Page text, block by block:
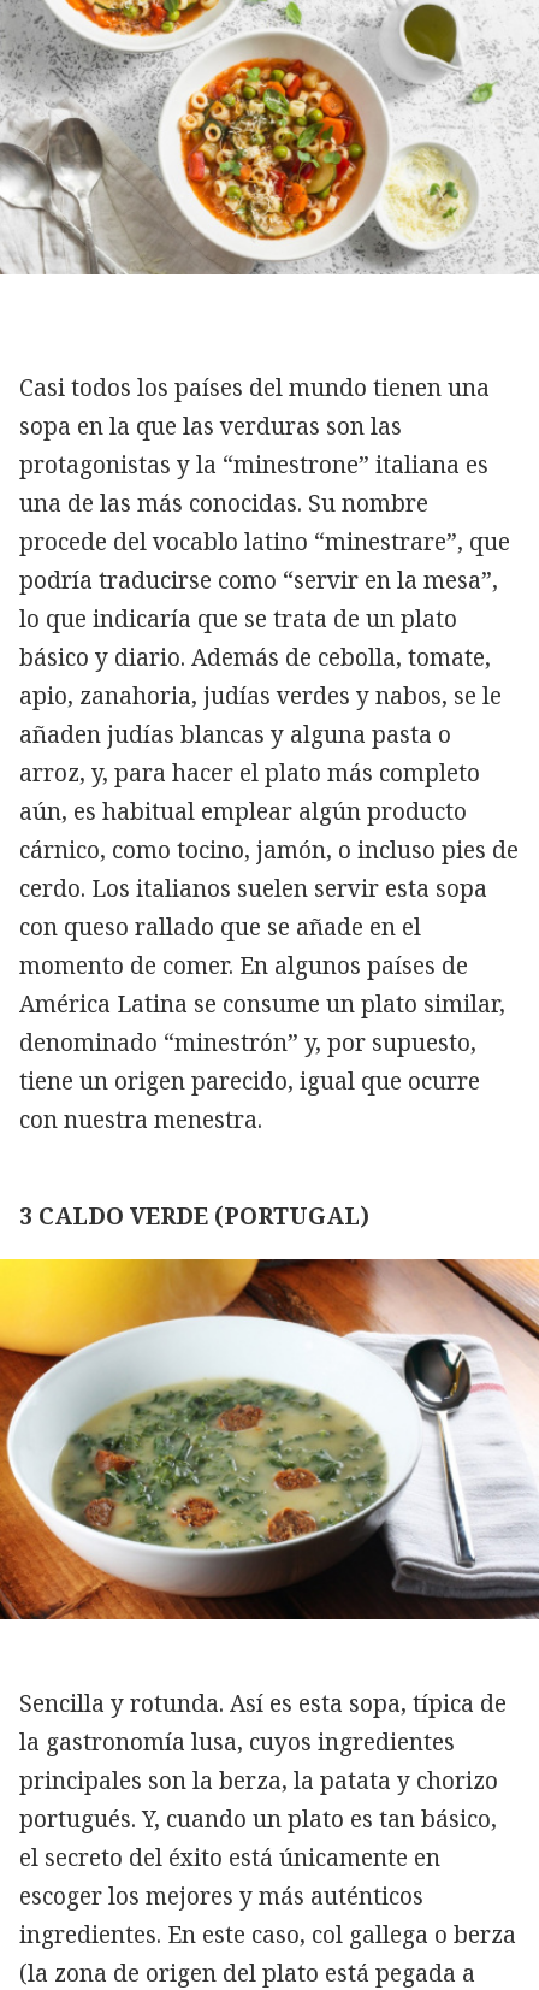
Casi todos los países del mundo tienen una
sopa en la que las verduras son las
protagonistas y la “minestrone” italiana es
una de las más conocidas. Su nombre
procede del vocablo latino “minestrare”, que
podría traducirse como “servir en la mesa”,
lo que indicaría que se trata de un plato
básico y diario. Además de cebolla, tomate,
apio, zanahoria, judías verdes y nabos, se le
añaden judías blancas y alguna pasta o
arroz, y, para hacer el plato más completo
aún, es habitual emplear algún producto
cárnico, como tocino, jamón, o incluso pies de
cerdo. Los italianos suelen servir esta sopa
con queso rallado que se añade en el
momento de comer. En algunos países de
América Latina se consume un plato similar,
denominado “minestrón” y, por supuesto,
tiene un origen parecido, igual que ocurre
con nuestra menestra.
3 CALDO VERDE (PORTUGAL)
Sencilla y rotunda. Así es esta sopa, típica de
la gastronomía lusa, cuyos ingredientes
principales son la berza, la patata y chorizo
portugués. Y, cuando un plato es tan básico,
el secreto del éxito está únicamente en
escoger los mejores y más auténticos
ingredientes. En este caso, col gallega o berza
(la zona de origen del plato está pegada a